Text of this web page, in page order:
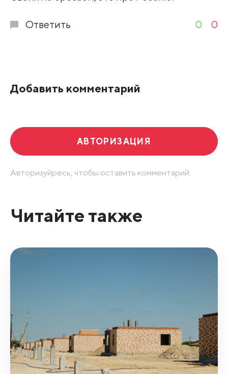
Ответить 0 0
Добавить комментарий
АВТОРИЗАЦИЯ
Авторизуйресь, чтобы оставить комментарий.
Читайте также